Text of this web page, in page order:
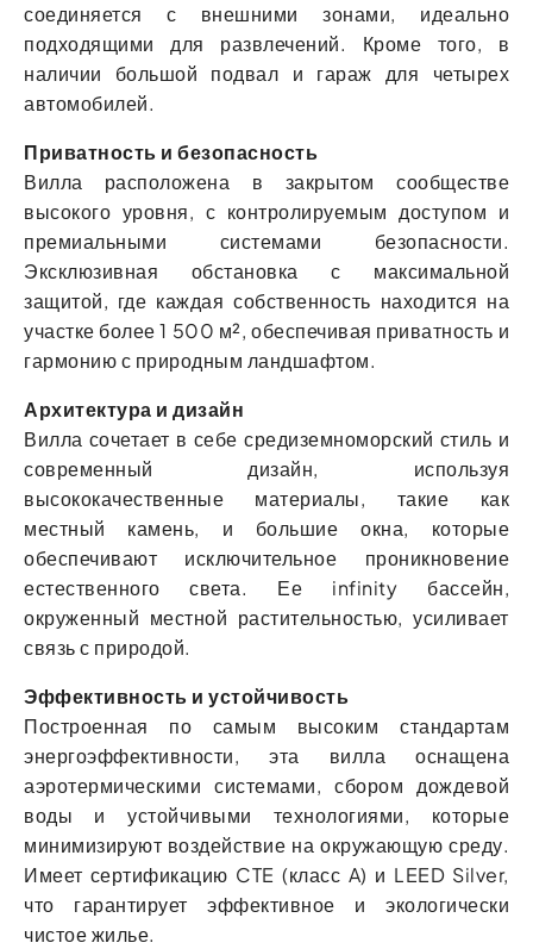
соединяется с внешними зонами, идеально
подходящими для развлечений. Кроме того, в
наличии большой подвал и гараж для четырех
автомобилей.
Приватность и безопасность
Вилла расположена в закрытом сообществе
высокого уровня, с контролируемым доступом и
премиальными системами безопасности.
Эксклюзивная обстановка с максимальной
защитой, где каждая собственность находится на
участке более 1 500 м², обеспечивая приватность и
гармонию с природным ландшафтом.
Архитектура и дизайн
Вилла сочетает в себе средиземноморский стиль и
современный дизайн, используя
высококачественные материалы, такие как
местный камень, и большие окна, которые
обеспечивают исключительное проникновение
естественного света. Ее infinity бассейн,
окруженный местной растительностью, усиливает
связь с природой.
Эффективность и устойчивость
Построенная по самым высоким стандартам
энергоэффективности, эта вилла оснащена
аэротермическими системами, сбором дождевой
воды и устойчивыми технологиями, которые
минимизируют воздействие на окружающую среду.
Имеет сертификацию CTE (класс A) и LEED Silver,
что гарантирует эффективное и экологически
чистое жилье.